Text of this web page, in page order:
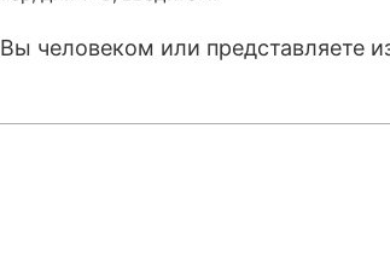
человеком или представляете